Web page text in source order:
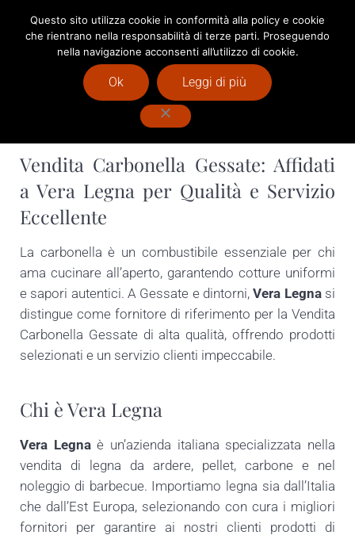
Vendita Pellet Milano : Vera Legna
Menu Header Search
Vendita Carbonella Gessate
Vendita Carbonella Gessate: Affidati
a Vera Legna per Qualità e Servizio
Eccellente
La carbonella è un combustibile essenziale per chi
ama cucinare all’aperto, garantendo cotture uniformi
e sapori autentici. A Gessate e dintorni,Vera Legnasi
distingue come fornitore di riferimento per la Vendita
Carbonella Gessate di alta qualità, offrendo prodotti
selezionati e un servizio clienti impeccabile.
Chi è Vera Legna
Vera Legnaè un’azienda italiana specializzata nella
vendita di legna da ardere, pellet, carbone e nel
noleggio di barbecue. Importiamo legna sia dall’Italia
che dall’Est Europa, selezionando con cura i migliori
fornitori per garantire ai nostri clienti prodotti di
Questo sito utilizza cookie in conformità alla policy e cookie
che rientrano nella responsabilità di terze parti. Proseguendo
nella navigazione acconsenti all’utilizzo di cookie.
Ok Leggi di più